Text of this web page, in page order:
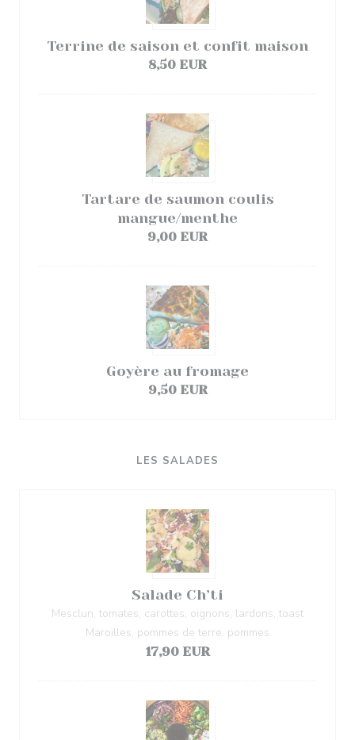
Terrine de saison et confit maison
8,50 EUR
Tartare de saumon coulis
mangue/menthe
9,00 EUR
Goyère au fromage
9,50 EUR
LES SALADES
Salade Ch’ti
Mesclun, tomates, carottes, oignons, lardons, toast
Maroilles, pommes de terre, pommes
17,90 EUR